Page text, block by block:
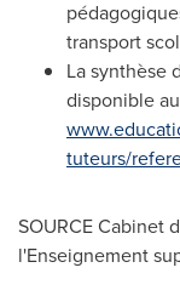
transport
La synthèse
disponible au
tuteurs/
SOURCE Cabinet
l'Enseignement